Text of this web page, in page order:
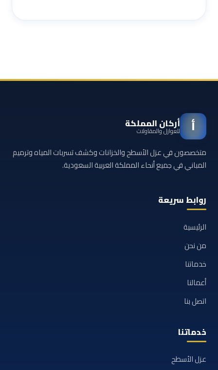
أ أركان المملكة
للعوازل والمقاولات
متخصصون في عزل الأسطح والخزانات وكشف تسربات المياه وترميم
المباني في جميع أنحاء المملكة العربية السعودية.
روابط سريعة
الرئيسية
من نحن
خدماتنا
أعمالنا
اتصل بنا
خدماتنا
عزل الأسطح